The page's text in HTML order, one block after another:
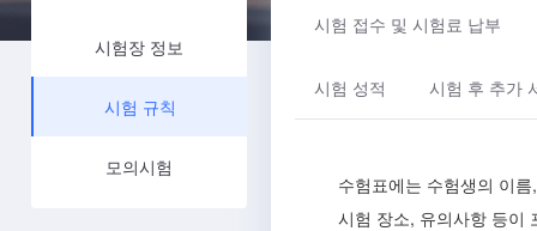
시험장 정보
시험 규칙
모의시험
시험 접수 및 시험료 납부
시험 성적 시험 후 추가
수험표에는 수험생의 이
시험 장소, 유의사항 등이